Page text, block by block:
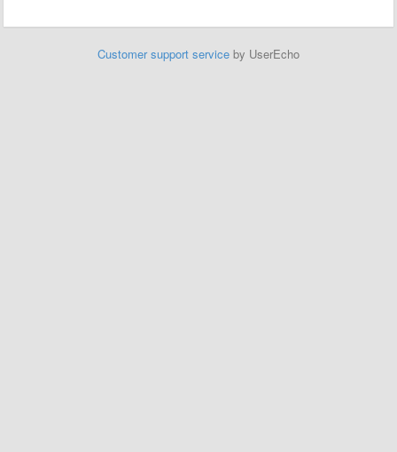
Customer support service by UserEcho